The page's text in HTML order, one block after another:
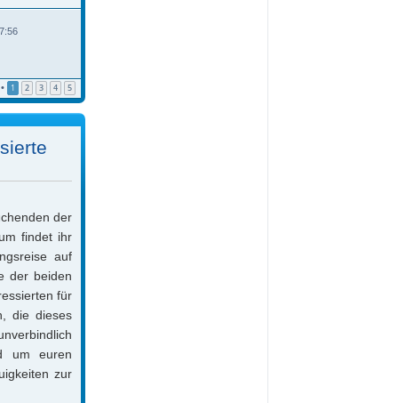
e
r• 1 2 3 4 5
der
findet ihr
auf
der beiden
für
die dieses
um euren
zur